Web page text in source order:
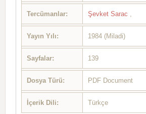
Tercümanlar: Şevket Sarac
Yayın Yılı: 1984 (Miladi)
Sayfalar: 139
Dosya Türü: PDF Document
İçerik Dili: Türkçe